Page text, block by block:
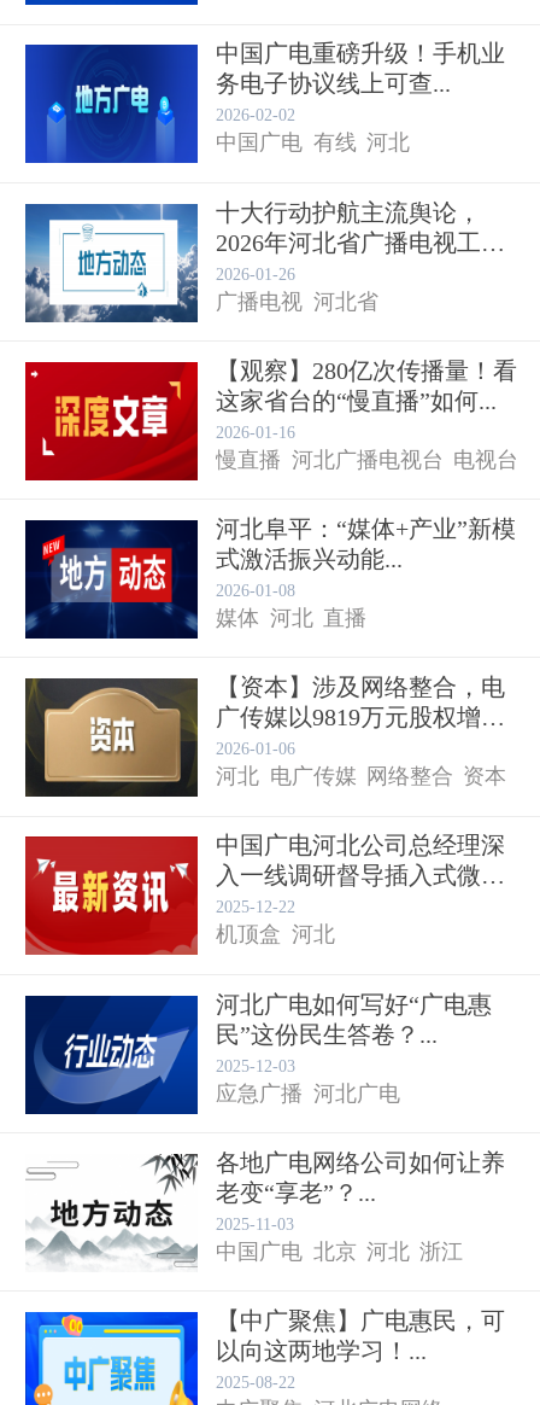
中国广电重磅升级！手机业
务电子协议线上可查...
2026-02-02
中国广电 有线 河北
十大行动护航主流舆论，
2026年河北省广播电视工作
会...
2026-01-26
广播电视 河北省
【观察】280亿次传播量！看
这家省台的“慢直播”如何...
2026-01-16
慢直播 河北广播电视台 电视台
河北阜平：“媒体+产业”新模
式激活振兴动能...
2026-01-08
媒体 河北 直播
【资本】涉及网络整合，电
广传媒以9819万元股权增
资...
2026-01-06
河北 电广传媒 网络整合 资本
中国广电河北公司总经理深
入一线调研督导插入式微型
机顶...
2025-12-22
机顶盒 河北
河北广电如何写好“广电惠
民”这份民生答卷？...
2025-12-03
应急广播 河北广电
各地广电网络公司如何让养
老变“享老”？...
2025-11-03
中国广电 北京 河北 浙江
适老化
【中广聚焦】广电惠民，可
以向这两地学习！...
2025-08-22